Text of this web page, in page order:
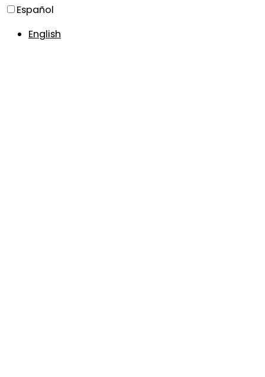
Español
English